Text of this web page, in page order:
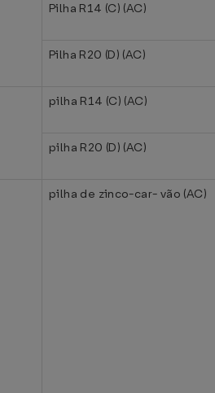
Pilha R14 (C) (AC)
Pilha R20 (D) (AC)
pilha R14 (C) (AC)
pilha R20 (D) (AC)
pilha de zinco-car- vão (AC)